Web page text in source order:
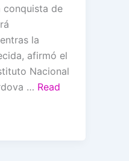
conquista de
la
afirmó el
Nacional
… Read